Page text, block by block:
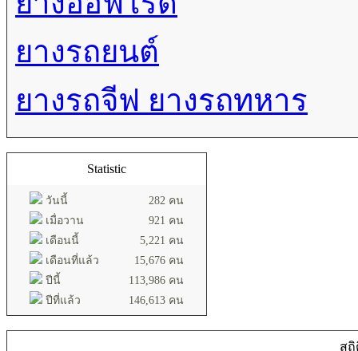
ยางรถยนต์
ยางรถจีฟ ยางรถทหาร
Statistic
วันนี้
282 คน
เมื่อวาน
921 คน
เดือนนี้
5,221 คน
เดือนที่แล้ว
15,676 คน
ปีนี้
113,986 คน
ปีที่แล้ว
146,613 คน
สถิ